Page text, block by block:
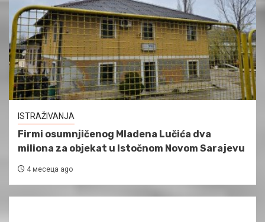
ISTRAŽIVANJA
Firmi osumnjičenog Mladena Lučića dva
miliona za objekat u Istočnom Novom Sarajevu
4 месеца ago